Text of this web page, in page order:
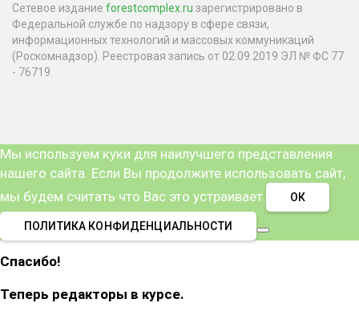
Сетевое издание forestcomplex.ru зарегистрировано в
Федеральной службе по надзору в сфере связи,
информационных технологий и массовых коммуникаций
(Роскомнадзор). Реестровая запись от 02.09.2019 ЭЛ № ФС 77
- 76719.
Мы используем куки для наилучшего представления
нашего сайта. Если Вы продолжите использовать сайт,
мы будем считать что Вас это устраивает.
ОК
ПОЛИТИКА КОНФИДЕНЦИАЛЬНОСТИ
Спасибо!
Теперь редакторы в курсе.